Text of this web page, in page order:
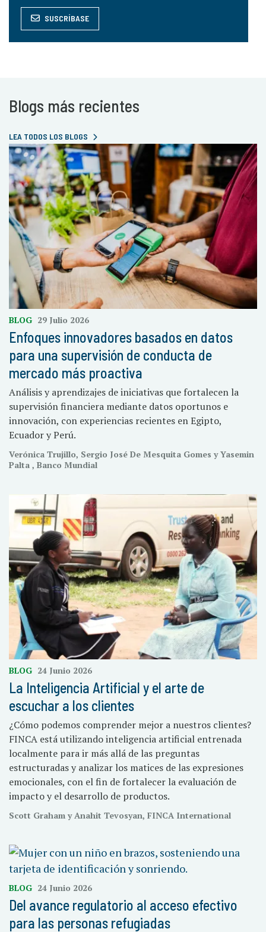
SUSCRÍBASE
Blogs más recientes
LEA TODOS LOS BLOGS
BLOG 29 Julio 2026
Enfoques innovadores basados en datos
para una supervisión de conducta de
mercado más proactiva
Análisis y aprendizajes de iniciativas que fortalecen la
supervisión financiera mediante datos oportunos e
innovación, con experiencias recientes en Egipto,
Ecuador y Perú.
Verónica Trujillo, Sergio José De Mesquita Gomes y Yasemin
Palta , Banco Mundial
BLOG 24 Junio 2026
La Inteligencia Artificial y el arte de
escuchar a los clientes
¿Cómo podemos comprender mejor a nuestros clientes?
FINCA está utilizando inteligencia artificial entrenada
localmente para ir más allá de las preguntas
estructuradas y analizar los matices de las expresiones
emocionales, con el fin de fortalecer la evaluación de
impacto y el desarrollo de productos.
Scott Graham y Anahit Tevosyan, FINCA International
BLOG 24 Junio 2026
Del avance regulatorio al acceso efectivo
para las personas refugiadas